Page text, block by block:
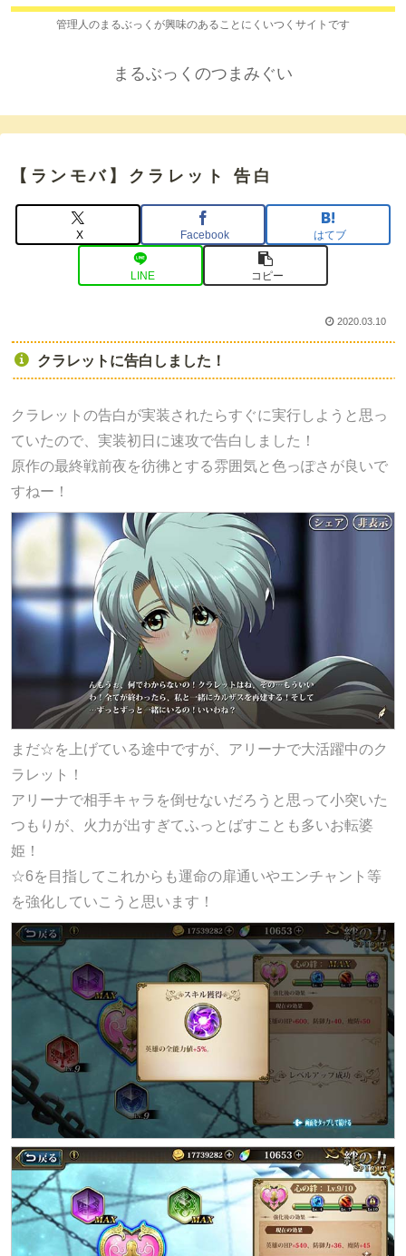
管理人のまるぶっくが興味のあることにくいつくサイトです
まるぶっくのつまみぐい
【ランモバ】クラレット 告白
X Facebook はてブ
LINE コピー
2020.03.10
クラレットに告白しました！
クラレットの告白が実装されたらすぐに実行しようと思っ
ていたので、実装初日に速攻で告白しました！
原作の最終戦前夜を彷彿とする雰囲気と色っぽさが良いで
すねー！
まだ☆を上げている途中ですが、アリーナで大活躍中のク
ラレット！
アリーナで相手キャラを倒せないだろうと思って小突いた
つもりが、火力が出すぎてふっとばすことも多いお転婆
姫！
☆6を目指してこれからも運命の扉通いやエンチャント等
を強化していこうと思います！